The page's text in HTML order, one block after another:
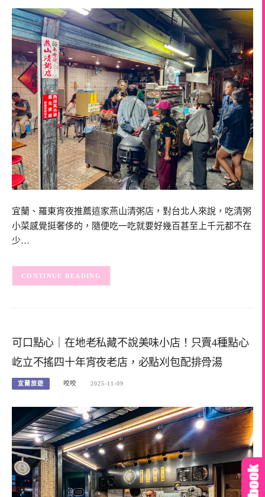
宜蘭、羅東宵夜推薦這家燕山清粥店，對台北人來說，吃清粥
小菜感覺挺奢侈的，隨便吃一吃就要好幾百甚至上千元都不在
少…
CONTINUE READING
可口點心｜在地老私藏不說美味小店！只賣4種點心
屹立不搖四十年宵夜老店，必點刈包配排骨湯
宜蘭旅遊 咬咬 2025-11-09